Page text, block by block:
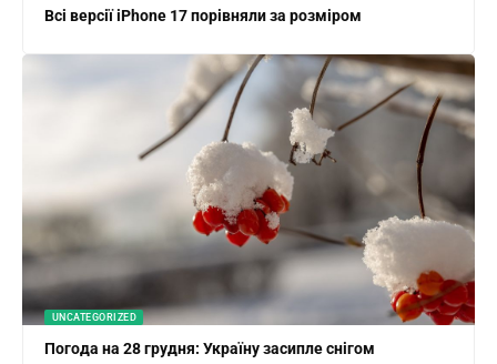
Всі версії iPhone 17 порівняли за розміром
UNCATEGORIZED
Погода на 28 грудня: Україну засипле снігом